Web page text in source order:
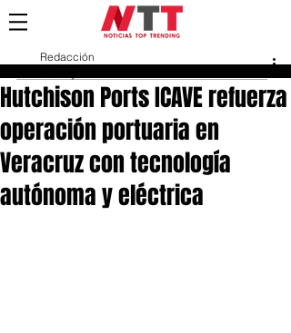
Hutchison Ports ICAVE refuerza
operación portuaria en
Veracruz con tecnología
autónoma y eléctrica
Redacción